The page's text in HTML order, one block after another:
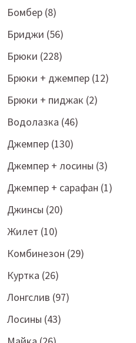
Бомбер (8)
Бриджи (56)
Брюки (228)
Брюки + джемпер (12)
Брюки + пиджак (2)
Водолазка (46)
Джемпер (130)
Джемпер + лосины (3)
Джемпер + сарафан (1)
Джинсы (20)
Жилет (10)
Комбинезон (29)
Куртка (26)
Лонгслив (97)
Лосины (43)